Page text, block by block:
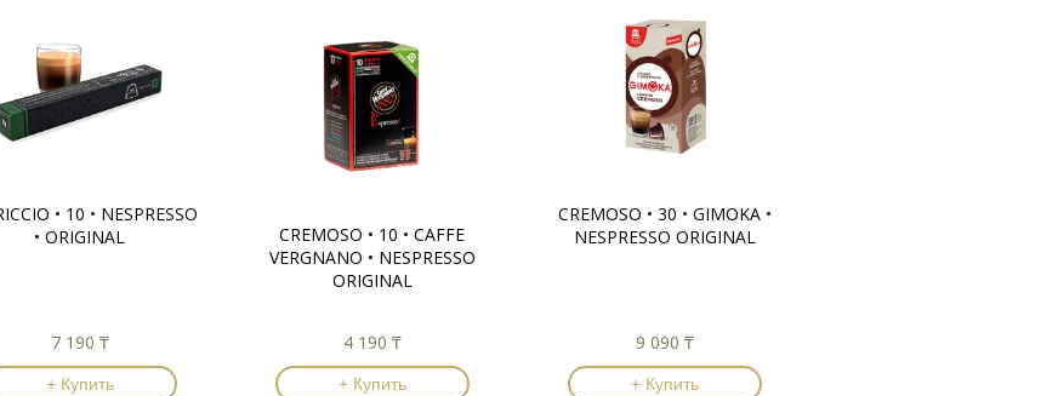
• 10 • NESPRESSO
• ORIGINAL
7 190 ₸
+ Купить
CREMOSO • 10 • CAFFE
VERGNANO • NESPRESSO
ORIGINAL
4 190 ₸
+ Купить
CREMOSO • 30 • GIMOKA •
NESPRESSO ORIGINAL
9 090 ₸
+ Купить